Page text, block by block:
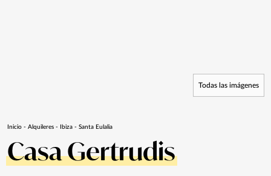
Todas las imágenes
Inicio - Alquileres - Ibiza - Santa Eulalia
Casa Gertrudis